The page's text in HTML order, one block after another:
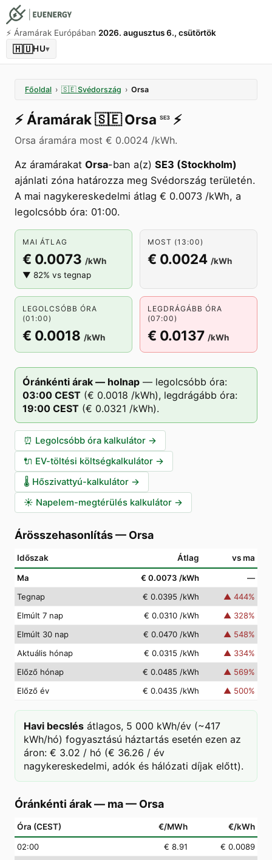
⚡️ Áramárak Európában 2026. augusztus 6., csütörtök
🇭🇺HU▾
Főoldal › 🇸🇪 Svédország › Orsa
⚡️ Áramárak🇸🇪 Orsa SE3 ⚡️
Orsa áramára most € 0.0024 /kWh.
Az áramárakat Orsa-ban a(z) SE3 (Stockholm)
ajánlati zóna határozza meg Svédország területén.
A mai nagykereskedelmi átlag € 0.0073 /kWh, a
legolcsóbb óra: 01:00.
MAI ÁTLAG
€ 0.0073 /kWh
▼ 82% vs tegnap
MOST (13:00)
€ 0.0024 /kWh
LEGOLCSÓBB ÓRA
(01:00)
€ 0.0018 /kWh
LEGDRÁGÁBB ÓRA
(07:00)
€ 0.0137 /kWh
Óránkénti árak — holnap — legolcsóbb óra:
03:00 CEST (€ 0.0018 /kWh), legdrágább óra:
19:00 CEST (€ 0.0321 /kWh).
⏰ Legolcsóbb óra kalkulátor →
🔌 EV-töltési költségkalkulátor →
🌡️ Hőszivattyú-kalkulátor →
☀️ Napelem-megtérülés kalkulátor →
Árösszehasonlítás— Orsa
Időszak Átlag vs ma
Ma € 0.0073 /kWh
—
Tegnap
€ 0.0395 /kWh ▲ 444%
Elmúlt 7 nap
€ 0.0310 /kWh ▲ 328%
Elmúlt 30 nap
€ 0.0470 /kWh ▲ 548%
Aktuális hónap
€ 0.0315 /kWh ▲ 334%
Előző hónap
€ 0.0485 /kWh ▲ 569%
Előző év
€ 0.0435 /kWh ▲ 500%
Havi becslés átlagos, 5 000 kWh/év (~417
kWh/hó) fogyasztású háztartás esetén ezen az
áron: € 3.02 / hó (€ 36.26 / év
nagykereskedelmi, adók és hálózati díjak előtt).
Óránkénti árak — ma— Orsa
Óra (CEST) €/MWh €/kWh
02:00 € 8.91
€ 0.0089